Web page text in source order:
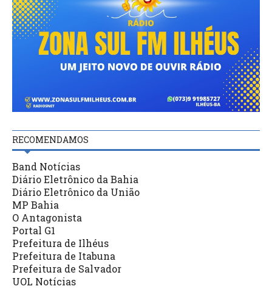
RECOMENDAMOS
Band Notícias
Diário Eletrônico da Bahia
Diário Eletrônico da União
MP Bahia
O Antagonista
Portal G1
Prefeitura de Ilhéus
Prefeitura de Itabuna
Prefeitura de Salvador
UOL Notícias